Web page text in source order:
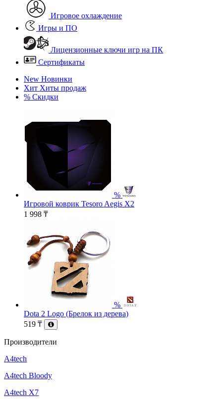
Игровое охлаждение
Игры и ПО
Лицензионные ключи игр на ПК
Сертификаты
New Новинки
Хит Хиты продаж
% Скидки
%
Игровой коврик Tesoro Aegis X2
1 998 ₸
%
Dota 2 Logo (Брелок из дерева)
519 ₸
Производители
A4tech
A4tech Bloody
A4tech X7